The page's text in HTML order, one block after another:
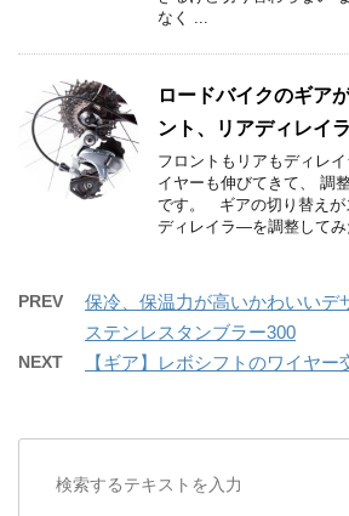
なく ...
ロードバイクのギア
ント、リアディレイ
フロントもリアもディレ
イヤーも伸びてきて、 調
です。 ギアの切り替えが
ディレイラ―を調整し
PREV
保冷、保温力が高いかわいいデ
ステンレスタンブラー300
NEXT 【ギア】レボシフトのワイヤー